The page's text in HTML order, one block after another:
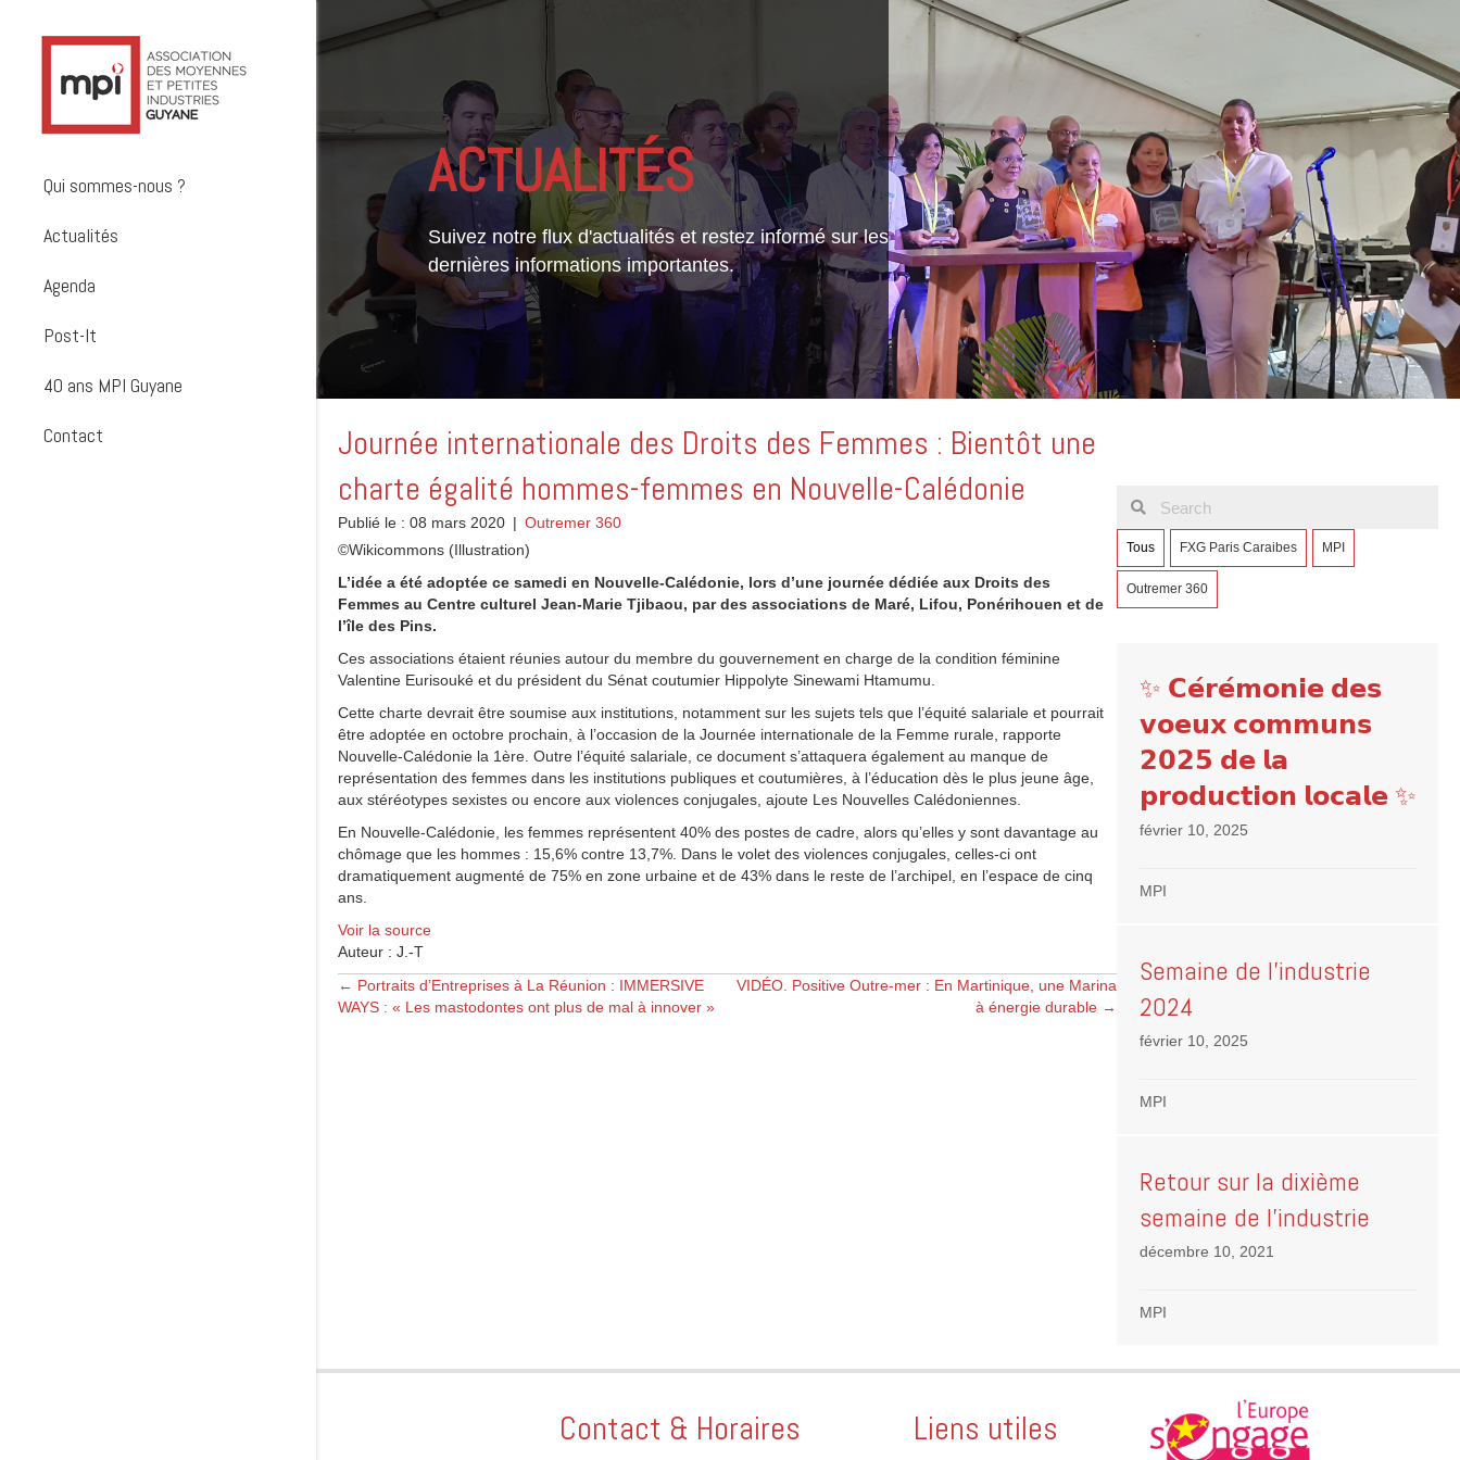
Qui sommes-nous ?
Actualités
Agenda
Post-It
40 ans MPI Guyane
Contact
ACTUALITÉS
Suivez notre flux d'actualités et restez informé sur les
dernières informations importantes.
Journée internationale des Droits des Femmes : Bientôt une
charte égalité hommes-femmes en Nouvelle-Calédonie
Publié le : 08 mars 2020 | Outremer 360
©Wikicommons (Illustration)
L’idée a été adoptée ce samedi en Nouvelle-Calédonie, lors d’une journée dédiée aux Droits des
Femmes au Centre culturel Jean-Marie Tjibaou, par des associations de Maré, Lifou, Ponérihouen et de
l’île des Pins.
Ces associations étaient réunies autour du membre du gouvernement en charge de la condition féminine
Valentine Eurisouké et du président du Sénat coutumier Hippolyte Sinewami Htamumu.
Cette charte devrait être soumise aux institutions, notamment sur les sujets tels que l’équité salariale et pourrait
être adoptée en octobre prochain, à l’occasion de la Journée internationale de la Femme rurale, rapporte
Nouvelle-Calédonie la 1ère. Outre l’équité salariale, ce document s’attaquera également au manque de
représentation des femmes dans les institutions publiques et coutumières, à l’éducation dès le plus jeune âge,
aux stéréotypes sexistes ou encore aux violences conjugales, ajoute Les Nouvelles Calédoniennes.
En Nouvelle-Calédonie, les femmes représentent 40% des postes de cadre, alors qu’elles y sont davantage au
chômage que les hommes : 15,6% contre 13,7%. Dans le volet des violences conjugales, celles-ci ont
dramatiquement augmenté de 75% en zone urbaine et de 43% dans le reste de l’archipel, en l’espace de cinq
ans.
Voir la source
Auteur : J.-T
Posts
← Portraits d’Entreprises à La Réunion : IMMERSIVE
WAYS : « Les mastodontes ont plus de mal à innover »
VIDÉO. Positive Outre-mer : En Martinique, une Marina
à énergie durable →
Tous FXG Paris Caraibes MPI
Outremer 360
✨ 𝗖𝗲́𝗿𝗲́𝗺𝗼𝗻𝗶𝗲 𝗱𝗲𝘀
𝘃𝗼𝗲𝘂𝘅 𝗰𝗼𝗺𝗺𝘂𝗻𝘀
𝟮𝟬𝟮𝟱 𝗱𝗲 𝗹𝗮
𝗽𝗿𝗼𝗱𝘂𝗰𝘁𝗶𝗼𝗻 𝗹𝗼𝗰𝗮𝗹𝗲 ✨
février 10, 2025
MPI
Semaine de l’industrie
2024
février 10, 2025
MPI
Retour sur la dixième
semaine de l’industrie
décembre 10, 2021
MPI
Contact & Horaires Liens utiles